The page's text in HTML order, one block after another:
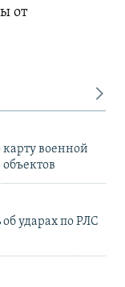
от
военной
ударах по РЛС